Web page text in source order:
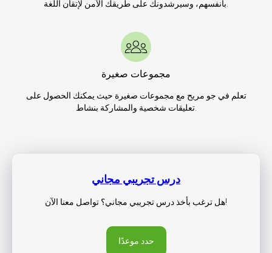
مجموعات صغيرة
تعلم في جو مريح مع مجموعات صغيرة حيث يمكنك الحصول على
تعليقات شخصية والمشاركة بنشاط.
درس تجريبي مجاني
هل ترغب بأخذ درس تجريبي مجاني؟ تواصل معنا الآن!
حدد موعدًا